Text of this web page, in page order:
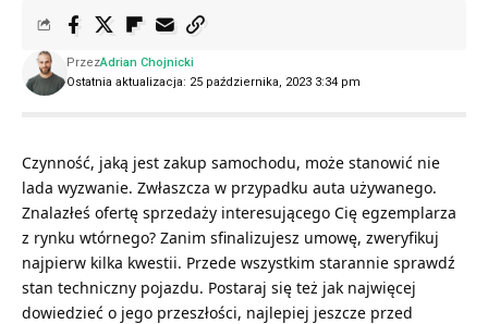
Ostatnia aktualizacja: 25 października, 2023 3:34 pm
PrzezAdrian Chojnicki
Czynność, jaką jest zakup samochodu, może stanowić nie
lada wyzwanie. Zwłaszcza w przypadku auta używanego.
Znalazłeś ofertę sprzedaży interesującego Cię egzemplarza
z rynku wtórnego? Zanim sfinalizujesz umowę, zweryfikuj
najpierw kilka kwestii. Przede wszystkim starannie sprawdź
stan techniczny pojazdu. Postaraj się też jak najwięcej
dowiedzieć o jego przeszłości, najlepiej jeszcze przed